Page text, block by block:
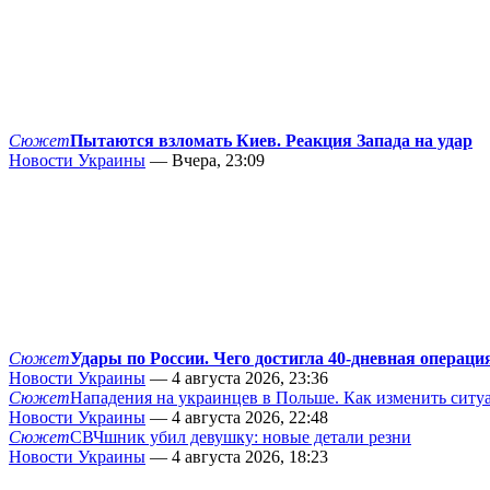
СюжетПытаются взломать Киев. Реакция Запада на удар
Новости Украины — Вчера, 23:09
СюжетУдары по России. Чего достигла 40-дневная
Новости Украины — 4 августа 2026, 23:36
СюжетНападения на украинцев в Польше. Как изменить
Новости Украины — 4 августа 2026, 22:48
СюжетСВЧшник убил девушку: новые детали резни
Новости Украины — 4 августа 2026, 18:23